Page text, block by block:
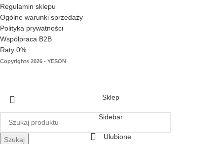
Regulamin sklepu
Ogólne warunki sprzedaży
Polityka prywatności
Współpraca B2B
Raty 0%
Copyrights 2026 - YESON
Szukaj
Sklep
Sidebar
Ulubione